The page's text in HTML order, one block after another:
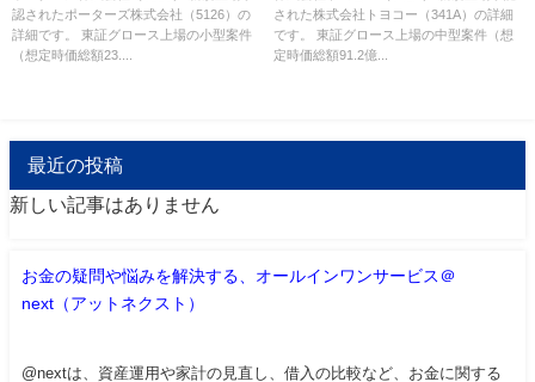
認されたポーターズ株式会社（5126）の
詳細です。 東証グロース上場の小型案件
（想定時価総額23....
された株式会社トヨコー（341A）の詳細
です。 東証グロース上場の中型案件（想
定時価総額91.2億...
最近の投稿
新しい記事はありません
お金の疑問や悩みを解決する、オールインワンサービス＠
next（アットネクスト）
@nextは、資産運用や家計の見直し、借入の比較など、お金に関する